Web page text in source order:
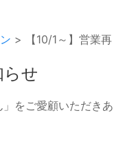
>
【10/1～】営業再
らせ
をご愛顧いただきあ